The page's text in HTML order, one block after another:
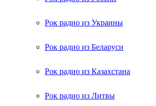
Рок радио из Украины
Рок радио из Беларуси
Рок радио из Казахстана
Рок радио из Литвы